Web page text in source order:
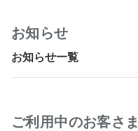
お知らせ
お知らせ一覧
ご利用中のお客さま